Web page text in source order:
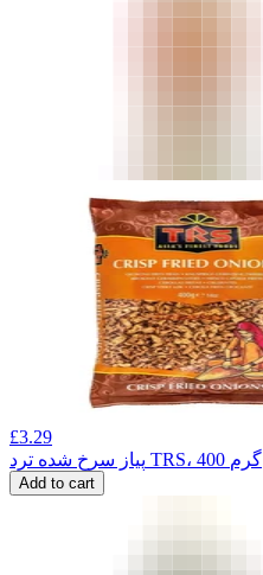
£3.29
پیاز سرخ شده ترد TRS، 400 گرم
Add to cart